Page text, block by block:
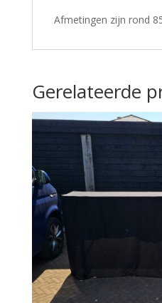
Afmetingen zijn rond
Gerelateerde